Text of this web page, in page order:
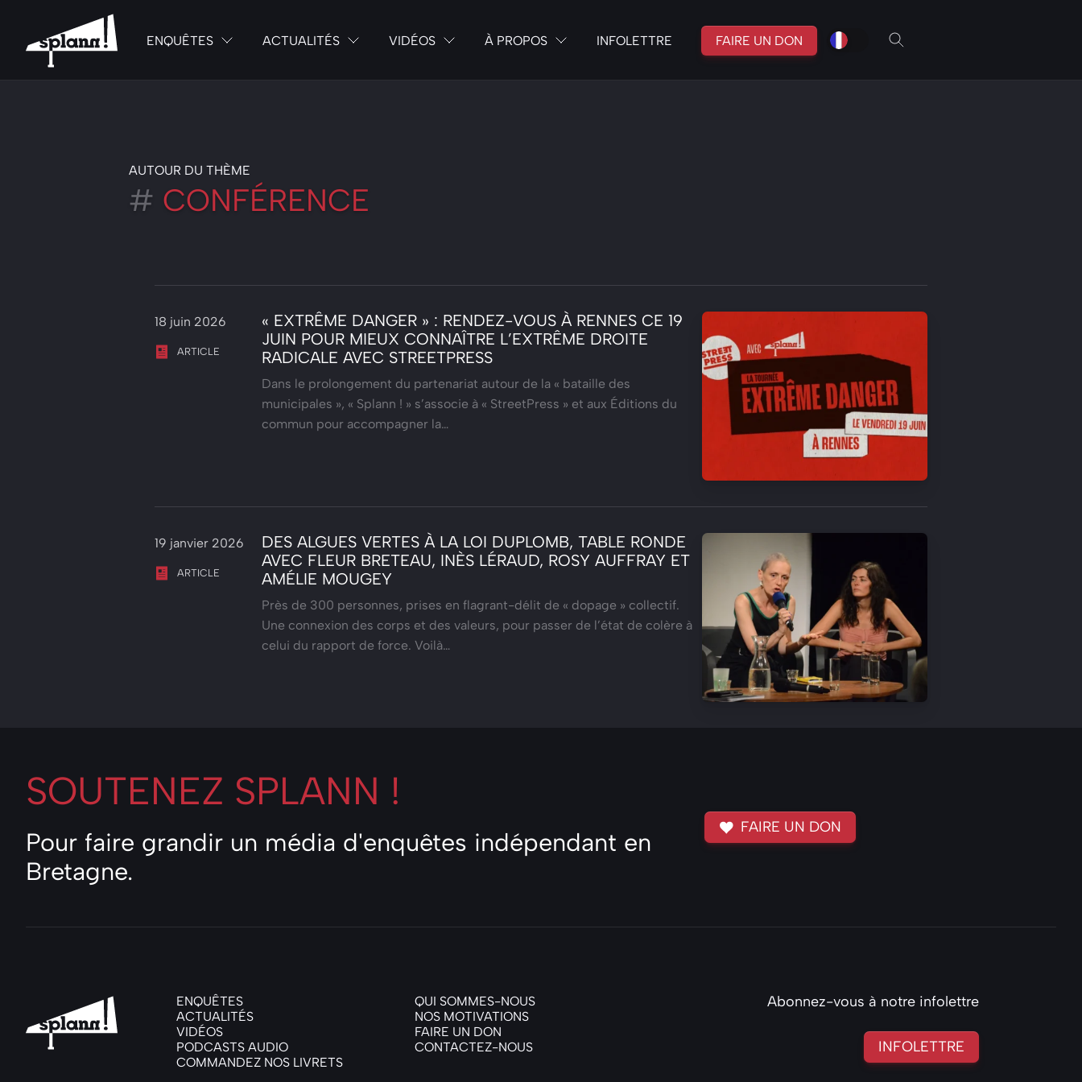
ENQUÊTES ACTUALITÉS VIDÉOS À PROPOS INFOLETTRE FAIRE UN DON br
AUTOUR DU THÈME
# CONFÉRENCE
18 juin 2026
ARTICLE
« EXTRÊME DANGER » : RENDEZ-VOUS À RENNES CE 19
JUIN POUR MIEUX CONNAÎTRE L’EXTRÊME DROITE
RADICALE AVEC STREETPRESS
Dans le prolongement du partenariat autour de la « bataille des
municipales », « Splann ! » s’associe à « StreetPress » et aux Éditions du
commun pour accompagner la…
19 janvier 2026
ARTICLE
DES ALGUES VERTES À LA LOI DUPLOMB, TABLE RONDE
AVEC FLEUR BRETEAU, INÈS LÉRAUD, ROSY AUFFRAY ET
AMÉLIE MOUGEY
Près de 300 personnes, prises en flagrant-délit de « dopage » collectif.
Une connexion des corps et des valeurs, pour passer de l’état de colère à
celui du rapport de force. Voilà…
SOUTENEZ SPLANN !
Pour faire grandir un média d'enquêtes indépendant en
Bretagne.
FAIRE UN DON
ENQUÊTES
ACTUALITÉS
VIDÉOS
PODCASTS AUDIO
COMMANDEZ NOS LIVRETS
QUI SOMMES-NOUS
NOS MOTIVATIONS
FAIRE UN DON
CONTACTEZ-NOUS
Abonnez-vous à notre infolettre
INFOLETTRE